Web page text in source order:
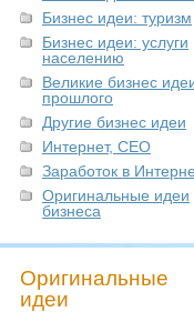
Бизнес идеи: туризм
Бизнес идеи: услуги
населению
Великие бизнес
прошлого
Другие бизнес идеи
Интернет, СЕО
Заработок в
Оригинальные идеи
бизнеса
Оригинальные
идеи